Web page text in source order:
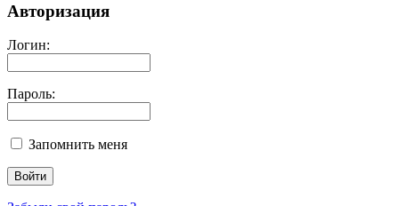
Авторизация
Логин:
Пароль:
Запомнить меня